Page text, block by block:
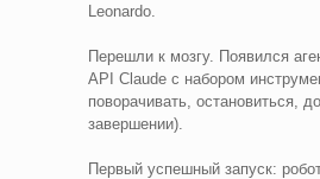
Leonardo.
Перешли к мозгу. Появился
API Claude с набором
поворачивать, остановиться,
завершении).
Первый успешный запуск: